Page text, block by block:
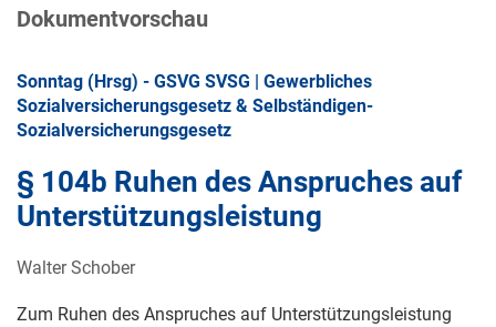
Dokumentvorschau
Sonntag (Hrsg) - GSVG SVSG | Gewerbliches
Sozialversicherungsgesetz & Selbständigen-
Sozialversicherungsgesetz
§ 104b Ruhen des Anspruches auf
Unterstützungsleistung
Walter Schober
Zum Ruhen des Anspruches auf Unterstützungsleistung